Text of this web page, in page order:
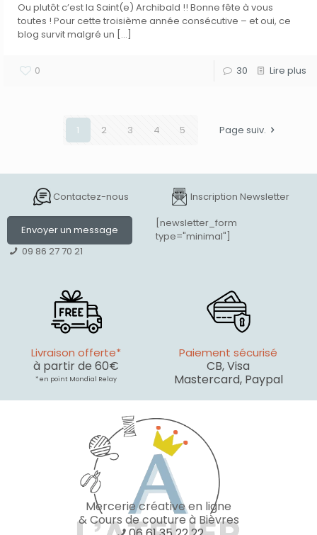
Ou plutôt c’est la Saint(e) Archibald !! Bonne fête à vous
toutes ! Pour cette troisième année consécutive – et oui, ce
blog survit malgré un […]
0 30 Lire plus
1 2 3 4 5 Page suiv.
Contactez-nous
Envoyer un message
09 86 27 70 21
Inscription Newsletter
[newsletter_form
type="minimal"]
Livraison offerte*
à partir de 60€
* en point Mondial Relay
Paiement sécurisé
CB, Visa
Mastercard, Paypal
Mercerie créative en ligne
& Cours de couture à Bièvres